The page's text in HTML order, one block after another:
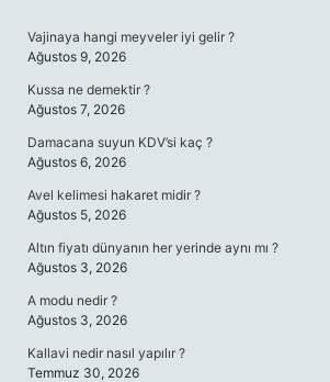
Vajinaya hangi meyveler iyi gelir ?
Ağustos 9, 2026
Kussa ne demektir ?
Ağustos 7, 2026
Damacana suyun KDV’si kaç ?
Ağustos 6, 2026
Avel kelimesi hakaret midir ?
Ağustos 5, 2026
Altın fiyatı dünyanın her yerinde aynı mı ?
Ağustos 3, 2026
A modu nedir ?
Ağustos 3, 2026
Kallavi nedir nasıl yapılır ?
Temmuz 30, 2026